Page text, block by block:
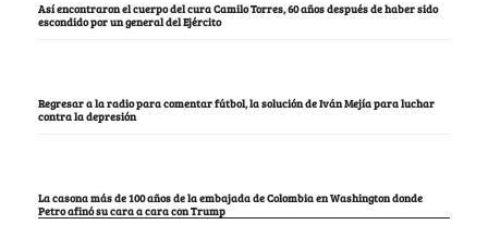
Así encontraron el cuerpo del cura Camilo Torres, 60 años después de haber sido
escondido por un general del Ejército
Regresar a la radio para comentar fútbol, la solución de Iván Mejía para luchar
contra la depresión
La casona más de 100 años de la embajada de Colombia en Washington donde
Petro afinó su cara a cara con Trump